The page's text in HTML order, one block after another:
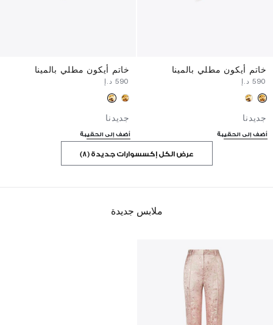
خاتم أيكون مطلي بالمينا
جديدنا
أضف إلى الحقيبة
خاتم أيكون مطلي بالمينا
جديدنا
أضف إلى الحقيبة
عرض الكل إكسسوارات جديدة (8)
ملابس جديدة